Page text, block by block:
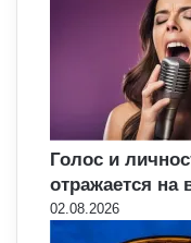
Голос и
отражается
02.08.2026